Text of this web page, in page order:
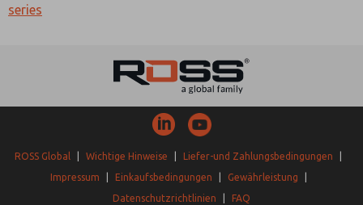
series
ROSS Global Wichtige Hinweise Liefer-und Zahlungsbedingungen
Impressum
Einkaufsbedingungen Gewährleistung
Datenschutzrichtlinien
FAQ